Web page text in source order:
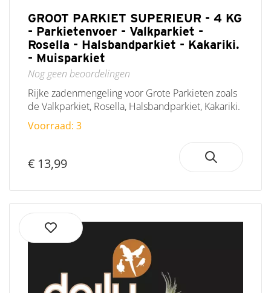
GROOT PARKIET SUPERIEUR - 4 KG
- Parkietenvoer - Valkparkiet -
Rosella - Halsbandparkiet - Kakariki.
- Muisparkiet
Nog geen beoordelingen
Rijke zadenmengeling voor Grote Parkieten zoals
de Valkparkiet, Rosella, Halsbandparkiet, Kakariki.
Voorraad: 3
€ 13,99